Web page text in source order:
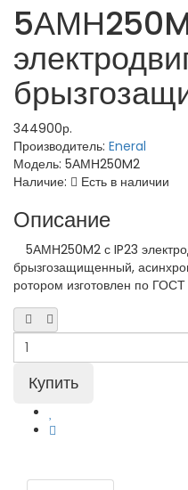
344900р.
Производитель: Eneral
Модель: 5АМН250M2
Наличие:
Есть в наличии
Описание
5АМН250M2 с IP23
брызгозащищенный,
ротором изготовлен по